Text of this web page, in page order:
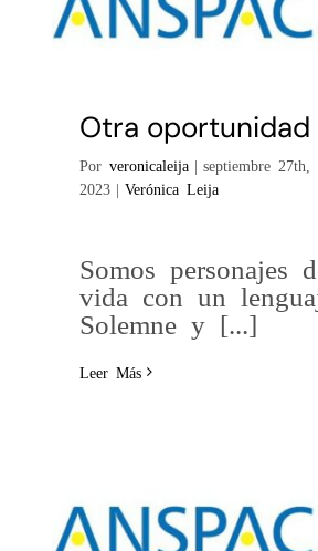
Alumnos
Otra oportunidad
Por veronicaleija | septiembre 27th,
2023 | Verónica Leija
Somos personajes
vida con un
Solemne y [...]
Leer Más